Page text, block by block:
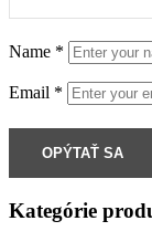
Name *
Email *
Kategórie